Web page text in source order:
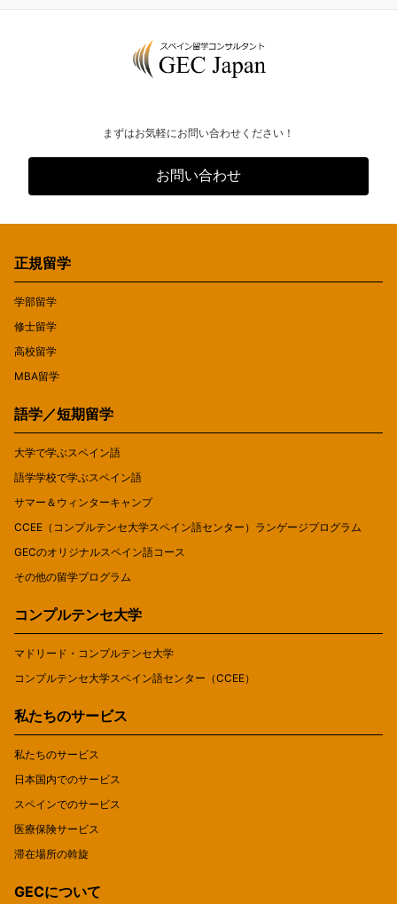
まずはお気軽にお問い合わせください！
お問い合わせ
正規留学
学部留学
修士留学
高校留学
MBA留学
語学／短期留学
大学で学ぶスペイン語
語学学校で学ぶスペイン語
サマー＆ウィンターキャンプ
CCEE（コンプルテンセ大学スペイン語センター）ランゲージプログラム
GECのオリジナルスペイン語コース
その他の留学プログラム
コンプルテンセ大学
マドリード・コンプルテンセ大学
コンプルテンセ大学スペイン語センター（CCEE）
私たちのサービス
私たちのサービス
日本国内でのサービス
スペインでのサービス
医療保険サービス
滞在場所の斡旋
GECについて